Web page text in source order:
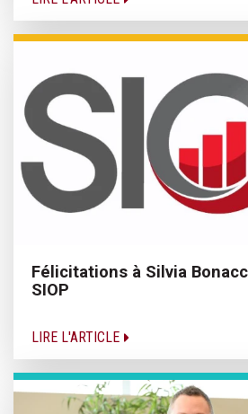
Félicitations à Silvia
SIOP
LIRE L'ARTICLE